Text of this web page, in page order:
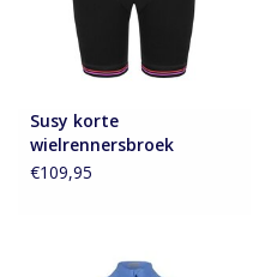
Susy korte
wielrennersbroek
€109,95